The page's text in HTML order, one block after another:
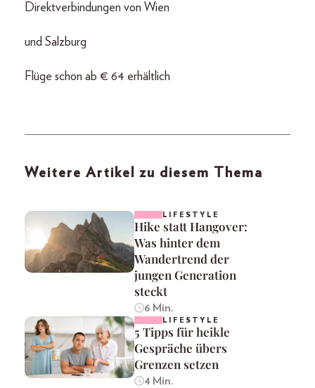
Direktverbindungen von Wien
und Salzburg
Flüge schon ab € 64 erhältlich
Weitere Artikel zu diesem Thema
LIFESTYLE
Hike statt Hangover:
Was hinter dem
Wandertrend der
jungen Generation
steckt
6 Min.
LIFESTYLE
5 Tipps für heikle
Gespräche übers
Grenzen setzen
4 Min.